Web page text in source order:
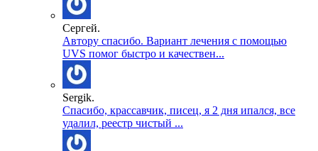
Сергей.
Автору спасибо. Вариант лечения с помощью
UVS помог быстро и качествен...
Sergik.
Спасибо, крассавчик, писец, я 2 дня ипался, все
удалил, реестр чистый ...